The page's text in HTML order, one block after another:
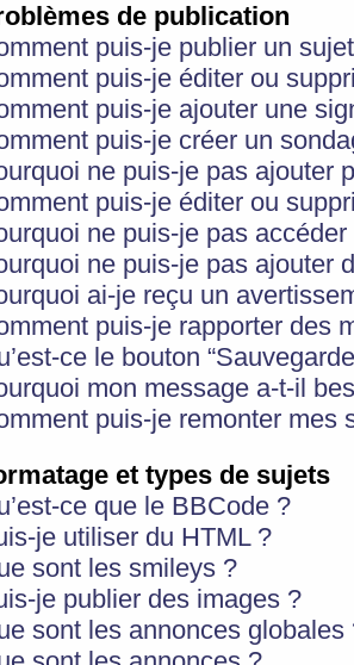
de publication
puis-je publier un
puis-je éditer ou
puis-je ajouter une
puis-je créer un
ne puis-je pas ajouter
puis-je éditer ou
ne puis-je pas
ne puis-je pas ajouter
ai-je reçu un
puis-je rapporter des
ce le bouton
mon message a-t-il
puis-je remonter mes
et types de sujets
ce que le BBCode ?
je utiliser du HTML ?
sont les smileys ?
je publier des images ?
sont les annonces globales